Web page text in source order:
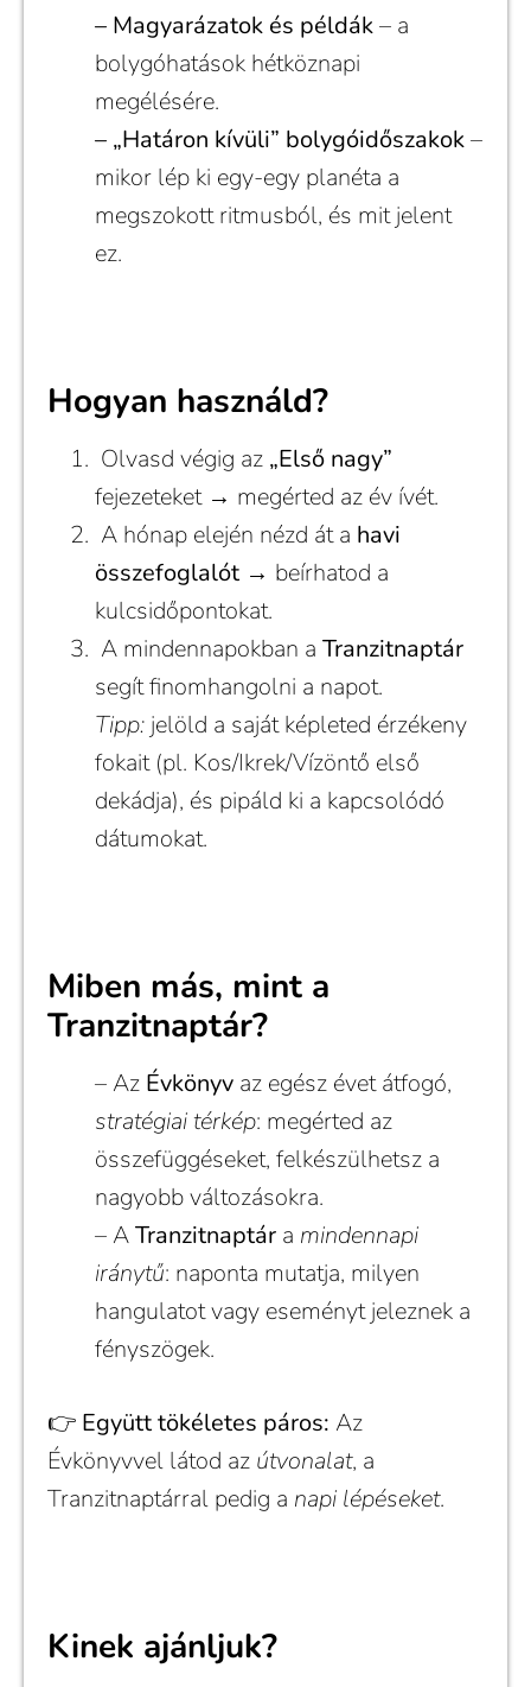
– Magyarázatok és példák– a
bolygóhatások hétköznapi
megélésére.
– „Határon kívüli” bolygóidőszakok–
mikor lép ki egy-egy planéta a
megszokott ritmusból, és mit jelent
ez.
Hogyan használd?
Olvasd végig az „Első nagy”
fejezeteket → megérted az év ívét.
A hónap elején nézd át a havi
összefoglalót → beírhatod a
kulcsidőpontokat.
A mindennapokban a Tranzitnaptár
segít finomhangolni a napot.
Tipp: jelöld a saját képleted érzékeny
fokait (pl. Kos/Ikrek/Vízöntő első
dekádja), és pipáld ki a kapcsolódó
dátumokat.
Miben más, mint a
Tranzitnaptár?
– Az Évkönyv az egész évet átfogó,
stratégiai térkép: megérted az
összefüggéseket, felkészülhetsz a
nagyobb változásokra.
– ATranzitnaptár a mindennapi
iránytű: naponta mutatja, milyen
hangulatot vagy eseményt jeleznek a
fényszögek.
👉 Együtt tökéletes páros: Az
Évkönyvvel látod az útvonalat, a
Tranzitnaptárral pedig a napi lépéseket.
Kinek ajánljuk?